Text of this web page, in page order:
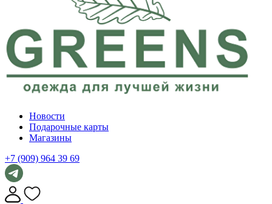
Новости
Подарочные карты
Магазины
+7 (909) 964 39 69